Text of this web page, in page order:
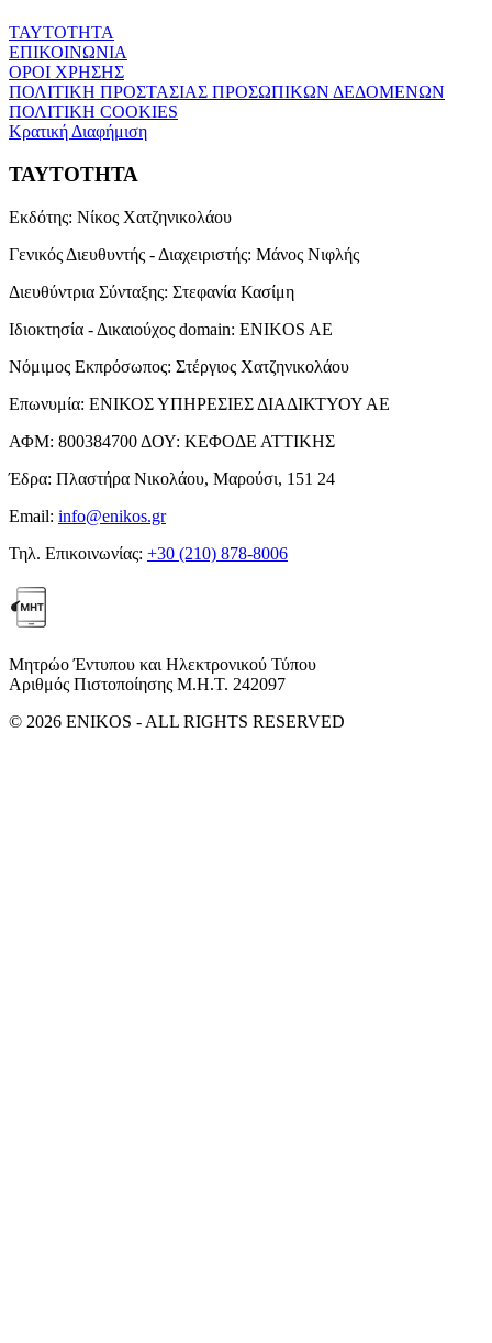
ΤΑΥΤΟΤΗΤΑ
ΕΠΙΚΟΙΝΩΝΙΑ
ΟΡΟΙ ΧΡΗΣΗΣ
ΠΟΛΙΤΙΚΗ ΠΡΟΣΤΑΣΙΑΣ ΠΡΟΣΩΠΙΚΩΝ ΔΕΔΟΜΕΝΩΝ
ΠΟΛΙΤΙΚΗ COOKIES
Κρατική Διαφήμιση
ΤΑΥΤΟΤΗΤΑ
Εκδότης: Νίκος Χατζηνικολάου
Γενικός Διευθυντής - Διαχειριστής: Μάνος Νιφλής
Διευθύντρια Σύνταξης: Στεφανία Κασίμη
Ιδιοκτησία - Δικαιούχος domain: ENIKOS AE
Νόμιμος Εκπρόσωπος: Στέργιος Χατζηνικολάου
Επωνυμία: ΕΝΙΚΟΣ ΥΠΗΡΕΣΙΕΣ ΔΙΑΔΙΚΤΥΟΥ ΑΕ
ΑΦΜ: 800384700 ΔΟΥ: ΚΕΦΟΔΕ ΑΤΤΙΚΗΣ
Έδρα: Πλαστήρα Νικολάου, Μαρούσι, 151 24
Email: info@enikos.gr
Τηλ. Επικοινωνίας: +30 (210) 878-8006
Μητρώο Έντυπου και Ηλεκτρονικού Τύπου
Αριθμός Πιστοποίησης Μ.Η.Τ. 242097
© 2026 ENIKOS - ALL RIGHTS RESERVED